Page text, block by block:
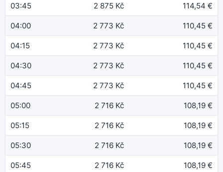
03:45 2 875 Kč 114,54 €
04:00 2 773 Kč 110,45 €
04:15 2 773 Kč 110,45 €
04:30 2 773 Kč 110,45 €
04:45 2 773 Kč 110,45 €
05:00 2 716 Kč 108,19 €
05:15 2 716 Kč 108,19 €
05:30 2 716 Kč 108,19 €
05:45 2 716 Kč 108,19 €